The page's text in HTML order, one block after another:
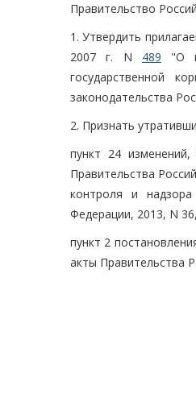
Правительство
1. Утвердить
2007 г. N 489 "О
государственной
законодательства
2. Признать
пункт 24
Правительства
контроля и
Федерации, 2013, N
пункт 2
акты Правительства